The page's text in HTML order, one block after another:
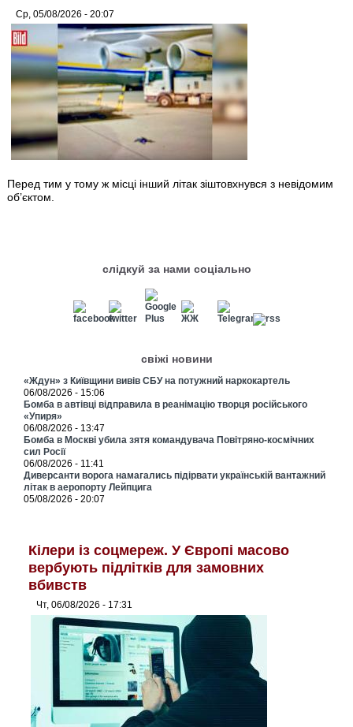
Ср, 05/08/2026 - 20:07
Перед тим у тому ж місці інший літак зіштовхнувся з невідомим
об’єктом.
слідкуй за нами соціально
свіжі новини
«Ждун» з Київщини вивів СБУ на потужний наркокартель
06/08/2026 - 15:06
Бомба в автівці відправила в реанімацію творця російського
«Упиря»
06/08/2026 - 13:47
Бомба в Москві убила зятя командувача Повітряно-космічних
сил Росії
06/08/2026 - 11:41
Диверсанти ворога намагались підірвати українській вантажний
літак в аеропорту Лейпцига
05/08/2026 - 20:07
Кілери із соцмереж. У Європі масово
вербують підлітків для замовних
вбивств
Чт, 06/08/2026 - 17:31